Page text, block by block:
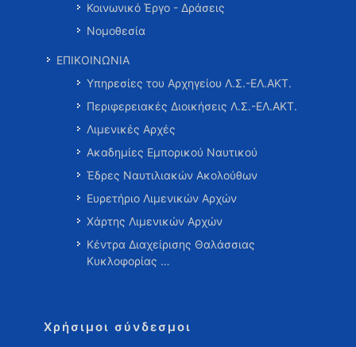
Κοινωνικό Έργο - Δράσεις
Νομοθεσία
ΕΠΙΚΟΙΝΩΝΙΑ
Υπηρεσίες του Αρχηγείου Λ.Σ.-ΕΛ.ΑΚΤ.
Περιφερειακές Διοικήσεις Λ.Σ.-ΕΛ.ΑΚΤ.
Λιμενικές Αρχές
Ακαδημίες Εμπορικού Ναυτικού
Έδρες Ναυτιλιακών Ακολούθων
Ευρετήριο Λιμενικών Αρχών
Χάρτης Λιμενικών Αρχών
Κέντρα Διαχείρισης Θαλάσσιας
Κυκλοφορίας …
Χρήσιμοι σύνδεσμοι